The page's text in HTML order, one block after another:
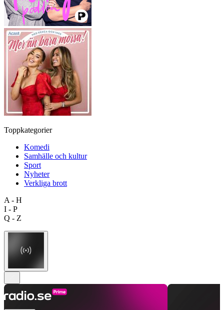
Toppkategorier
Komedi
Samhälle och kultur
Sport
Nyheter
Verkliga brott
A - H
I - P
Q - Z